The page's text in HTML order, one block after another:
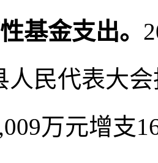
基金支出。
人民代表大
万元增支